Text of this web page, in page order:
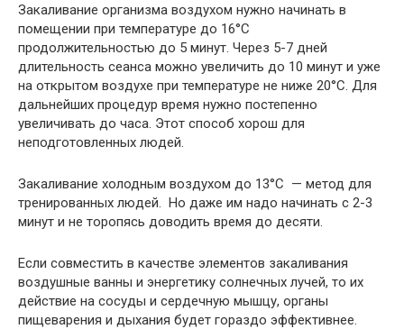
Закаливание организма воздухом нужно начинать в
помещении при температуре до 16°С
продолжительностью до 5 минут. Через 5-7 дней
длительность сеанса можно увеличить до 10 минут и уже
на открытом воздухе при температуре не ниже 20°С. Для
дальнейших процедур время нужно постепенно
увеличивать до часа. Этот способ хорош для
неподготовленных людей.
Закаливание холодным воздухом до 13°С — метод для
тренированных людей. Но даже им надо начинать с 2-3
минут и не торопясь доводить время до десяти.
Если совместить в качестве элементов закаливания
воздушные ванны и энергетику солнечных лучей, то их
действие на сосуды и сердечную мышцу, органы
пищеварения и дыхания будет гораздо эффективнее.